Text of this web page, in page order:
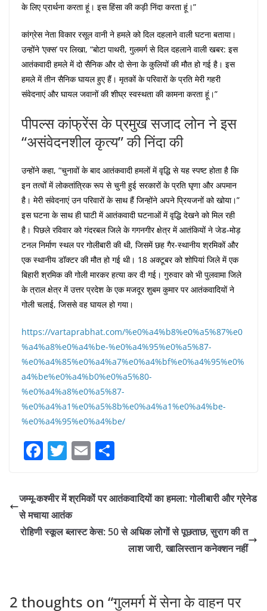
के लिए प्रार्थना करता हूं। इस हिंसा की कड़ी निंदा करता हूं।”
कांग्रेस नेता विकार रसूल वानी ने हमले को दिल दहलाने वाली घटना बताया।
उन्होंने ‘एक्स’ पर लिखा, “बोटा पाथरी, गुलमर्ग से दिल दहलाने वाली खबर: इस
आतंकवादी हमले में दो सैनिक और दो सेना के कुलियों की मौत हो गई है। इस
हमले में तीन सैनिक घायल हुए हैं। मृतकों के परिवारों के प्रति मेरी गहरी
संवेदनाएं और घायल जवानों की शीघ्र स्वस्थता की कामना करता हूं।”
पीपल्स कांफ्रेंस के प्रमुख सजाद लोन ने इस
“असंवेदनशील कृत्य” की निंदा की
उन्होंने कहा, “चुनावों के बाद आतंकवादी हमलों में वृद्धि से यह स्पष्ट होता है कि
इन तत्वों में लोकतांत्रिक रूप से चुनी हुई सरकारों के प्रति घृणा और अपमान
है। मेरी संवेदनाएं उन परिवारों के साथ हैं जिन्होंने अपने प्रियजनों को खोया।”
इस घटना के साथ ही घाटी में आतंकवादी घटनाओं में वृद्धि देखने को मिल रही
है। पिछले रविवार को गंदरबल जिले के गगनगीर क्षेत्र में आतंकियों ने जेड-मोड़
टनल निर्माण स्थल पर गोलीबारी की थी, जिसमें छह गैर-स्थानीय श्रमिकों और
एक स्थानीय डॉक्टर की मौत हो गई थी। 18 अक्टूबर को शोपियां जिले में एक
बिहारी श्रमिक की गोली मारकर हत्या कर दी गई। गुरुवार को भी पुलवामा जिले
के त्राल क्षेत्र में उत्तर प्रदेश के एक मजदूर शुबम कुमार पर आतंकवादियों ने
गोली चलाई, जिससे वह घायल हो गया।
https://vartaprabhat.com/%e0%a4%b8%e0%a5%87%e0
%a4%a8%e0%a4%be-%e0%a4%95%e0%a5%87-
%e0%a4%85%e0%a4%a7%e0%a4%bf%e0%a4%95%e0%
a4%be%e0%a4%b0%e0%a5%80-
%e0%a4%a8%e0%a5%87-
%e0%a4%a1%e0%a5%8b%e0%a4%a1%e0%a4%be-
%e0%a4%95%e0%a4%be/
F
c
e
b
o
T
itt
er
E
ai
l
ar
e
जम्मू-कश्मीर में श्रमिकों पर आतंकवादियों का हमला: गोलीबारी और ग्रेनेड
से मचाया आतंक
रोहिणी स्कूल ब्लास्ट केस: 50 से अधिक लोगों से पूछताछ, सुराग की त
लाश जारी, खालिस्तान कनेक्शन नहीं
2 thoughts on “गुलमर्ग में सेना के वाहन पर